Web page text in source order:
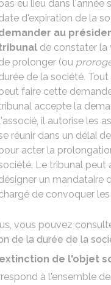
eu lieu dans l'année
d'expiration de la
au
de constater la
prolonger (ou
de la société.
faire cette
accepte la
il autorise les
réunir dans un délai
acter la
Le tribunal peut
un mandataire
de convoquer les
vous pouvez
de la durée de la
de l'objet
à l'ensemble